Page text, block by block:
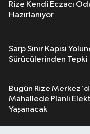
Rize Kendi Eczacı
Hazırlanıyor
Sarp Sınır Kapısı
Sürücülerinden Tepki
Bugün Rize
Mahallede Planlı
Yaşanacak